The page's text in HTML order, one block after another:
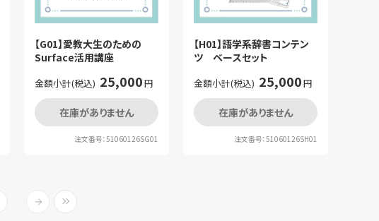
【G01】愛教大生のための
Surface活用講座
金額小計(税込) 25,000円
在庫がありません
注文番号：51060126SG01
【H01】語学系辞書コンテン
ツ ベースセット
金額小計(税込) 25,000円
在庫がありません
注文番号：51060126SH01